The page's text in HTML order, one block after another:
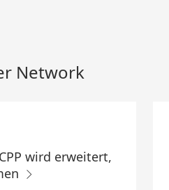
Network
wird erweitert,